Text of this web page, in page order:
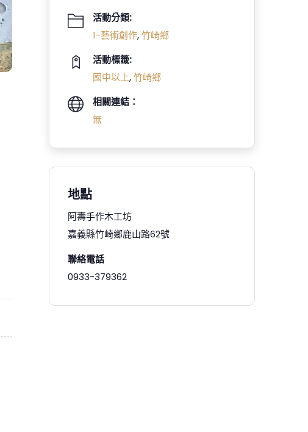
活動分類:
1-藝術創作,竹崎鄉
活動標籤:
國中以上,竹崎鄉
相關連結：
無
地點
阿壽手作木工坊
嘉義縣竹崎鄉鹿山路62號
聯絡電話
0933-379362